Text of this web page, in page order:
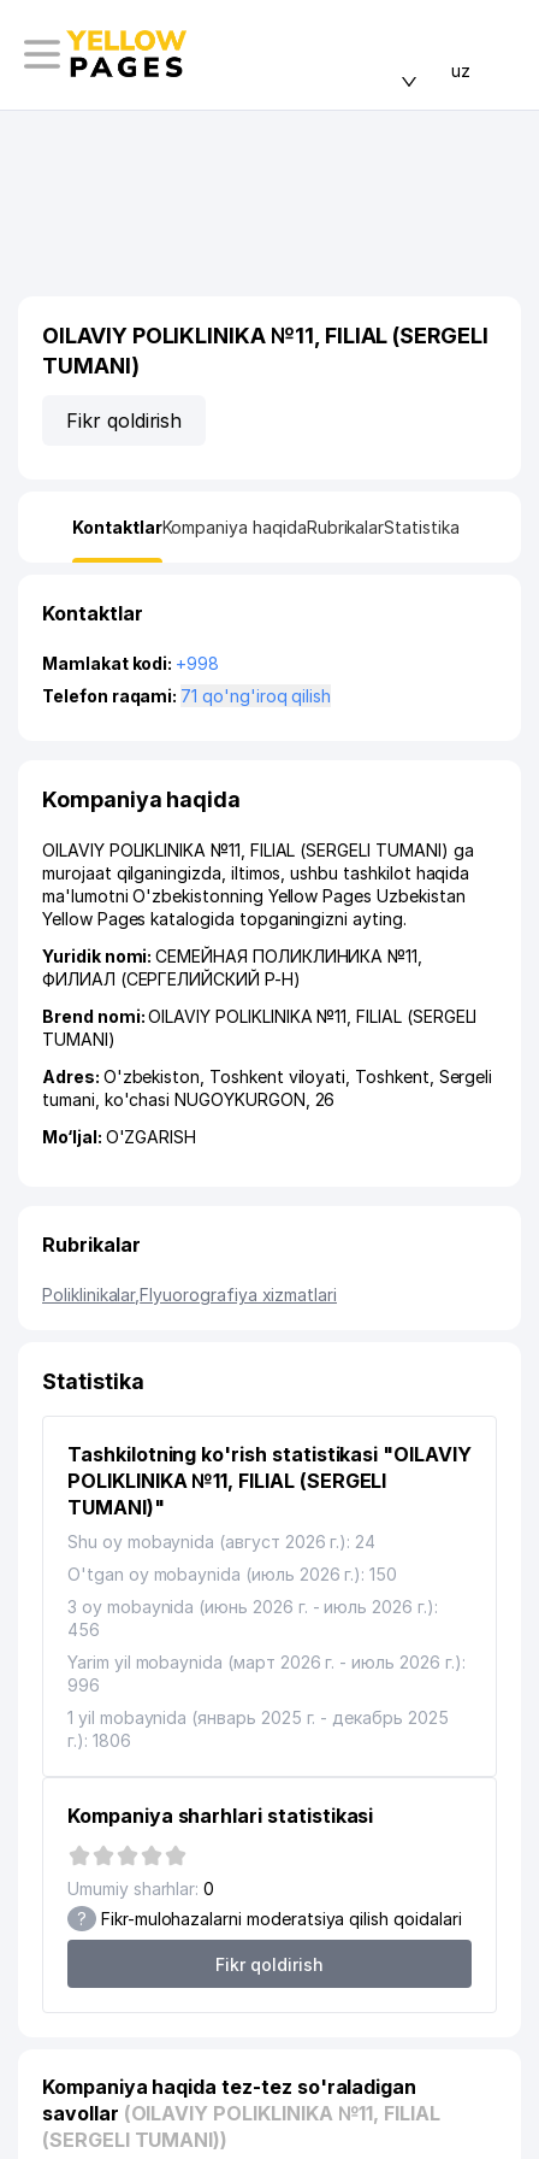
uz
OILAVIY POLIKLINIKA №11, FILIAL (SERGELI
TUMANI)
Fikr qoldirish
KontaktlarKompaniya haqidaRubrikalarStatistika
Kontaktlar
Mamlakat kodi: +998
Telefon raqami:
71 qo'ng'iroq qilish
Kompaniya haqida
OILAVIY POLIKLINIKA №11, FILIAL (SERGELI TUMANI) ga
murojaat qilganingizda, iltimos, ushbu tashkilot haqida
ma'lumotni O'zbekistonning Yellow Pages Uzbekistan
Yellow Pages katalogida topganingizni ayting.
Yuridik nomi:СЕМЕЙНАЯ ПОЛИКЛИНИКА №11,
ФИЛИАЛ (СЕРГЕЛИЙСКИЙ Р-Н)
Brend nomi:OILAVIY POLIKLINIKA №11, FILIAL (SERGELI
TUMANI)
Adres: O'zbekiston, Toshkent viloyati Toshkent Sergeli
tumani ko'chasi NUGOYKURGON , 26
Mo‘ljal: O'ZGARISH
Rubrikalar
Poliklinikalar,Flyuorografiya xizmatlari
Statistika
Tashkilotning ko'rish statistikasi "OILAVIY
POLIKLINIKA №11, FILIAL (SERGELI
TUMANI)"
Shu oy mobaynida (август 2026 г.): 24
O'tgan oy mobaynida (июль 2026 г.): 150
3 oy mobaynida (июнь 2026 г. - июль 2026 г.):
456
Yarim yil mobaynida (март 2026 г. - июль 2026 г.):
996
1 yil mobaynida (январь 2025 г. - декабрь 2025
г.): 1806
Kompaniya sharhlari statistikasi
Umumiy sharhlar: 0
? Fikr-mulohazalarni moderatsiya qilish qoidalari
Fikr qoldirish
Kompaniya haqida tez-tez so'raladigan
savollar (OILAVIY POLIKLINIKA №11, FILIAL
(SERGELI TUMANI))